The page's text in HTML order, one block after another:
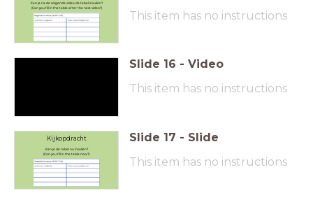
Kan je na de volgende video de tabel invullen?
(Can you fill in the table after the next video?)
This item has no instructions
Slide 16 - Video
This item has no instructions
Kijkopdracht
Kan je de tabel nu invullen?
(Can you fill in the table now?)
Slide 17 - Slide
This item has no instructions